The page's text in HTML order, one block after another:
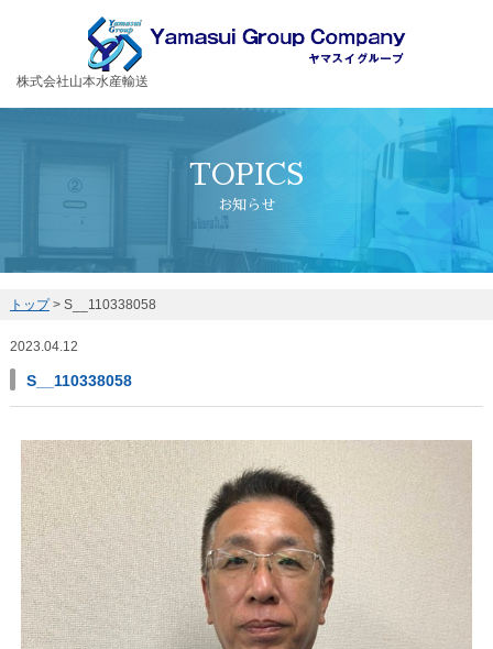
お客様の大切な荷物を安全・丁寧に運送するヤマスイグループ
株式会社山本水産輸送
TOPICS
お知らせ
トップ> S__110338058
2023.04.12
S__110338058